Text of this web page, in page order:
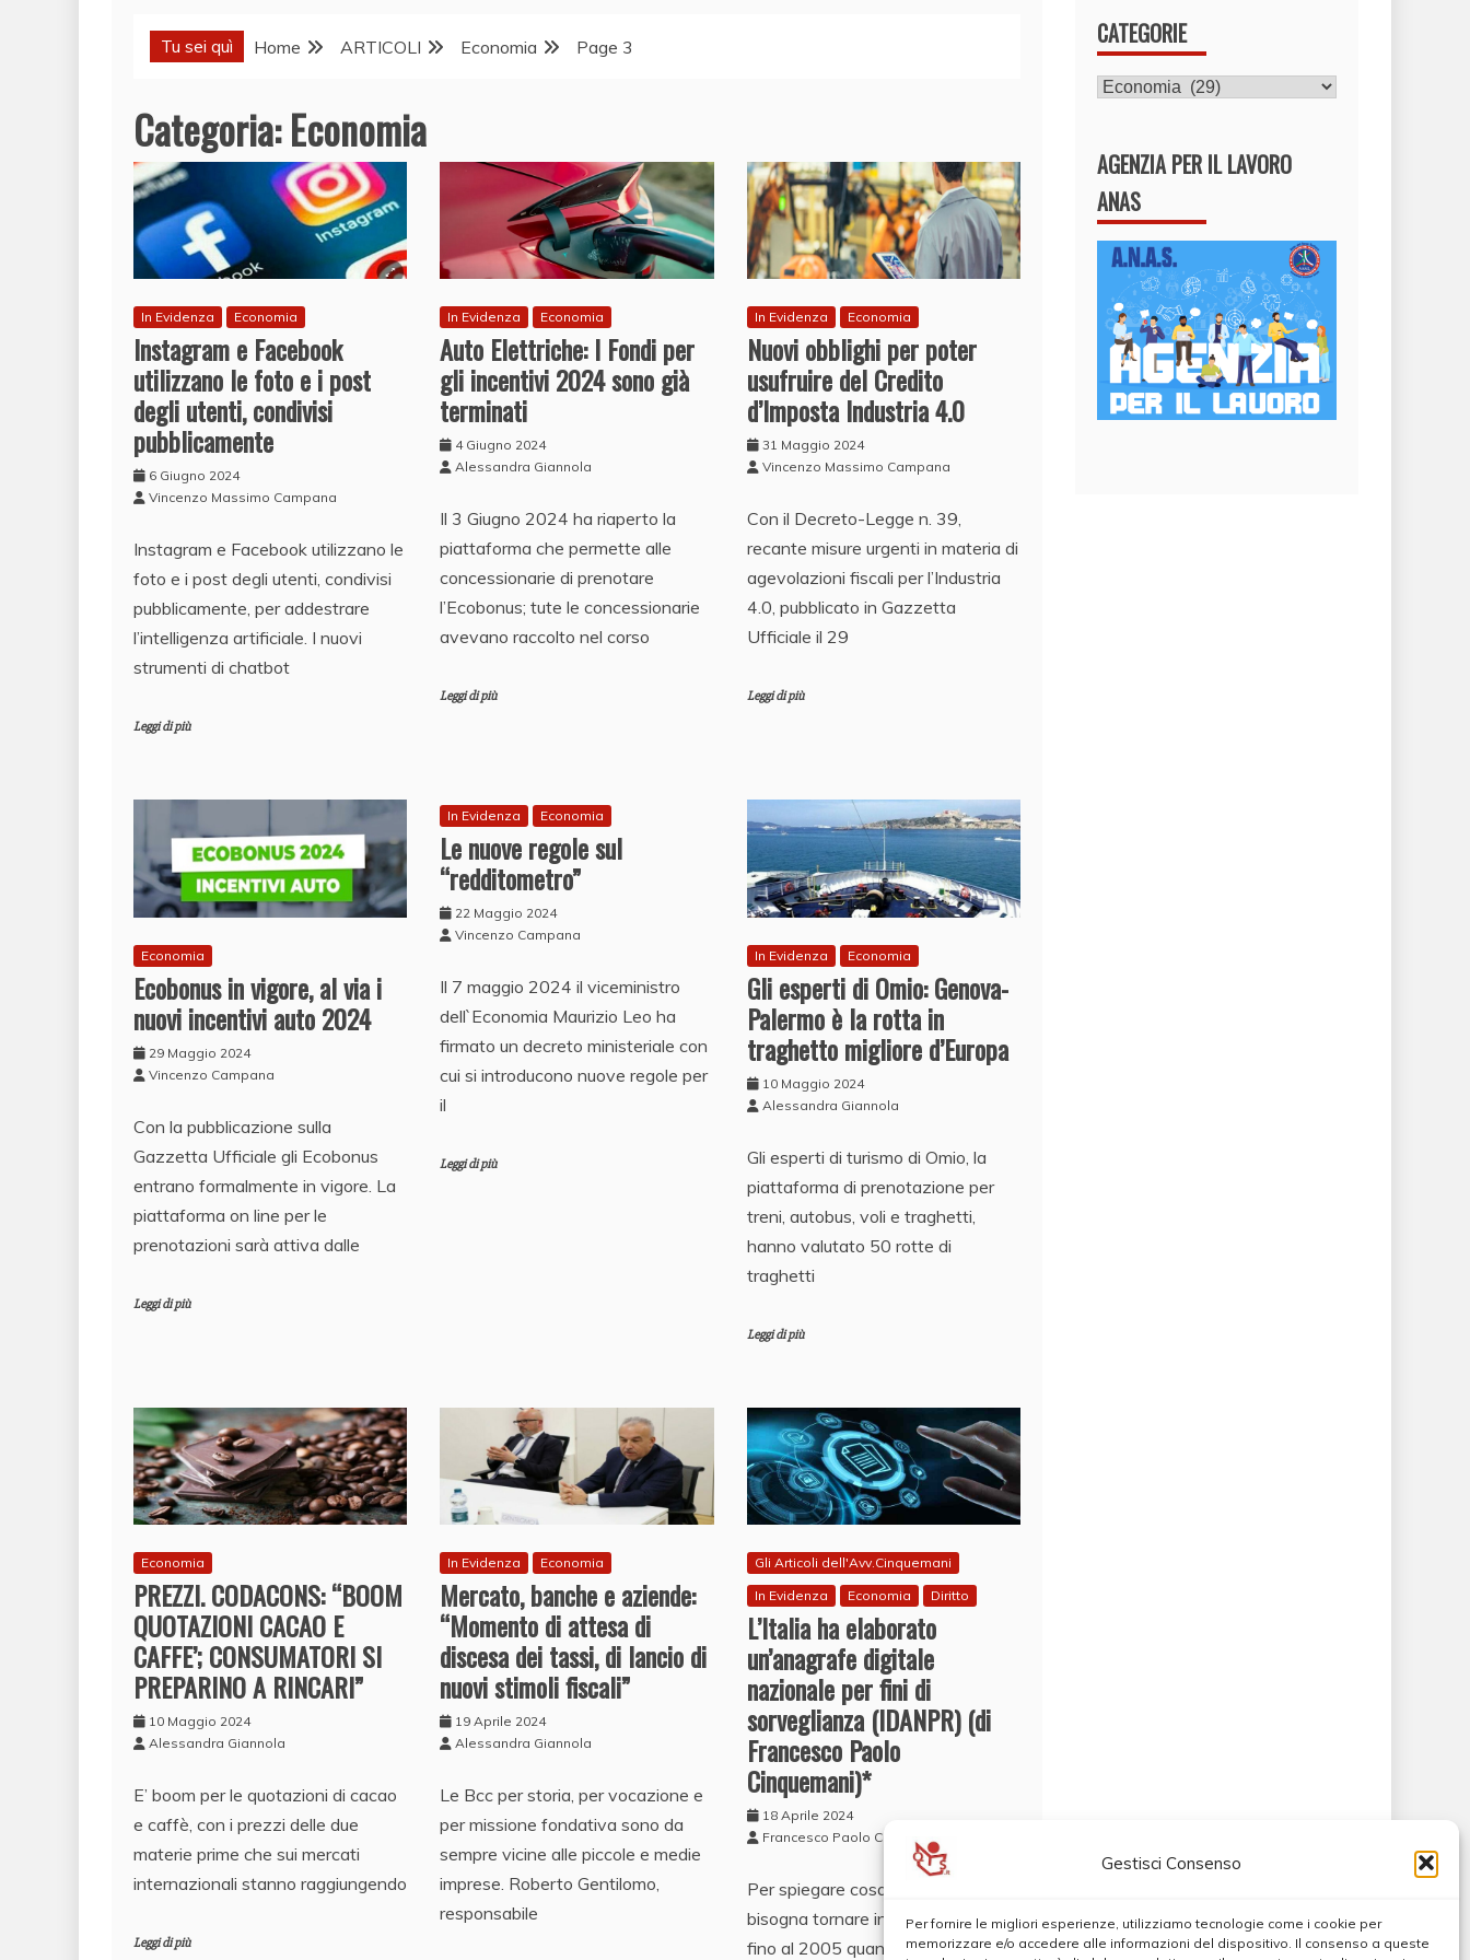
Gestisci Consenso
Per fornire le migliori esperienze, utilizziamo tecnologie come i cookie per
memorizzare e/o accedere alle informazioni del dispositivo. Il consenso a queste
Tu sei quì Home ARTICOLI Economia Page 3
Categoria:Economia
In Evidenza Economia
Instagram e Facebook
utilizzano le foto e i post
degli utenti, condivisi
pubblicamente
6 Giugno 2024
Vincenzo Massimo Campana
Instagram e Facebook utilizzano le
foto e i post degli utenti, condivisi
pubblicamente, per addestrare
l’intelligenza artificiale. I nuovi
strumenti di chatbot
Leggi di più
In Evidenza Economia
Auto Elettriche: I Fondi per
gli incentivi 2024 sono già
terminati
4 Giugno 2024
Alessandra Giannola
Il 3 Giugno 2024 ha riaperto la
piattaforma che permette alle
concessionarie di prenotare
l’Ecobonus; tute le concessionarie
avevano raccolto nel corso
Leggi di più
In Evidenza Economia
Nuovi obblighi per poter
usufruire del Credito
d’Imposta Industria 4.0
31 Maggio 2024
Vincenzo Massimo Campana
Con il Decreto-Legge n. 39,
recante misure urgenti in materia di
agevolazioni fiscali per l’Industria
4.0, pubblicato in Gazzetta
Ufficiale il 29
Leggi di più
Economia
Ecobonus in vigore, al via i
nuovi incentivi auto 2024
29 Maggio 2024
Vincenzo Campana
Con la pubblicazione sulla
Gazzetta Ufficiale gli Ecobonus
entrano formalmente in vigore. La
piattaforma on line per le
prenotazioni sarà attiva dalle
Leggi di più
In Evidenza Economia
Le nuove regole sul
“redditometro”
22 Maggio 2024
Vincenzo Campana
Il 7 maggio 2024 il viceministro
dell`Economia Maurizio Leo ha
firmato un decreto ministeriale con
cui si introducono nuove regole per
il
Leggi di più
In Evidenza Economia
Gli esperti di Omio: Genova-
Palermo è la rotta in
traghetto migliore d’Europa
10 Maggio 2024
Alessandra Giannola
Gli esperti di turismo di Omio, la
piattaforma di prenotazione per
treni, autobus, voli e traghetti,
hanno valutato 50 rotte di
traghetti
Leggi di più
Economia
PREZZI. CODACONS: “BOOM
QUOTAZIONI CACAO E
CAFFE’; CONSUMATORI SI
PREPARINO A RINCARI”
10 Maggio 2024
Alessandra Giannola
E’ boom per le quotazioni di cacao
e caffè, con i prezzi delle due
materie prime che sui mercati
internazionali stanno raggiungendo
Leggi di più
In Evidenza Economia
Mercato, banche e aziende:
“Momento di attesa di
discesa dei tassi, di lancio di
nuovi stimoli fiscali”
19 Aprile 2024
Alessandra Giannola
Le Bcc per storia, per vocazione e
per missione fondativa sono da
sempre vicine alle piccole e medie
imprese. Roberto Gentilomo,
responsabile
Gli Articoli dell'Avv.Cinquemani
In Evidenza
Economia Diritto
L’Italia ha elaborato
un’anagrafe digitale
nazionale per fini di
sorveglianza (IDANPR) (di
Francesco Paolo
Cinquemani)*
18 Aprile 2024
Francesco Paolo Cinquemani
Per spiegare cosa sia l’IDANPR
bisogna tornare indietro nel tempo,
fino al 2005 quando è stato
CATEGORIE
CATEGORIE
AGENZIA PER IL LAVORO
ANAS